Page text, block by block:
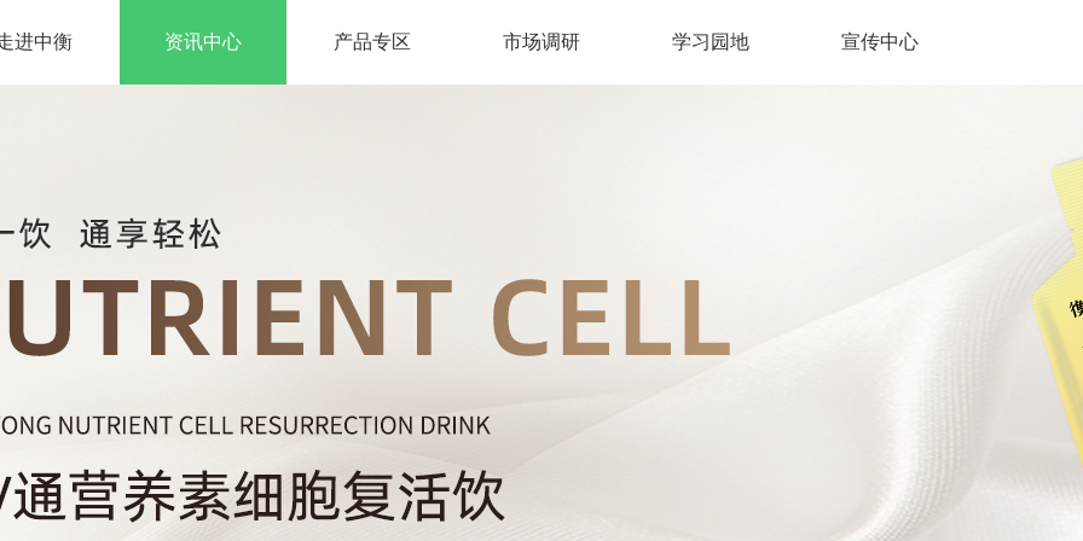
进中衡 资讯中心 产品专区 市场调研 学习园地 宣传中心